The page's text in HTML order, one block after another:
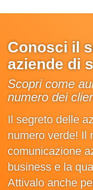
Conosci il
aziende di
Scopri come
numero dei
Il segreto delle
numero verde! Il
comunicazione
business e la
Attivalo anche